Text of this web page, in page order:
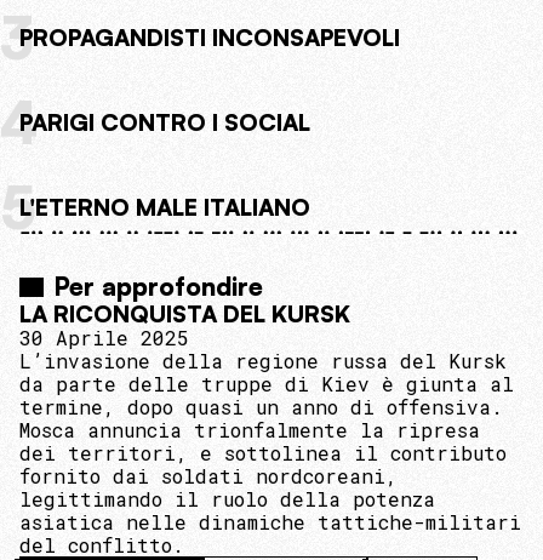
3PROPAGANDISTI INCONSAPEVOLI
4PARIGI CONTRO I SOCIAL
5L'ETERNO MALE ITALIANO
Per approfondire
LA RICONQUISTA DEL KURSK
30 Aprile 2025
L’invasione della regione russa del Kursk
da parte delle truppe di Kiev è giunta al
termine, dopo quasi un anno di offensiva.
Mosca annuncia trionfalmente la ripresa
dei territori, e sottolinea il contributo
fornito dai soldati nordcoreani,
legittimando il ruolo della potenza
asiatica nelle dinamiche tattiche-militari
del conflitto.